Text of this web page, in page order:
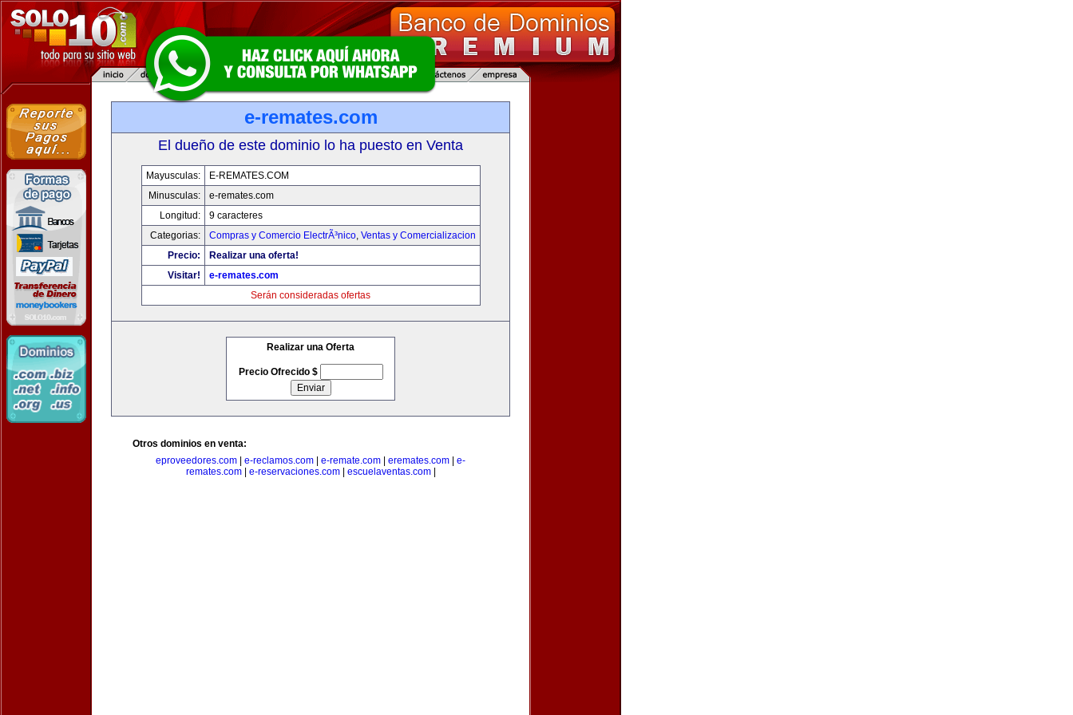
e-remates.com
El dueño de este dominio lo ha puesto en Venta
Mayusculas:
E-REMATES.COM
Minusculas:
e-remates.com
Longitud:
9 caracteres
Categorias:
Compras y Comercio ElectrÃ³nico, Ventas y Comercializacion
Precio:
Realizar una oferta!
Visitar!
e-remates.com
Serán consideradas ofertas
Realizar una Oferta
Precio Ofrecido $
Otros dominios en venta:
eproveedores.com
e-reclamos.com e-remate.com eremates.com
e-
remates.com| e-reservaciones.com| escuelaventas.com|